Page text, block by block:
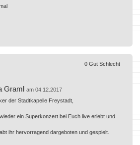
Graml am 04.12.2017
der Stadtkapelle Freystadt,
ein Superkonzert bei Euch live erlebt und
ihr hervorragend dargeboten und gespielt.
0 Gut Schlecht